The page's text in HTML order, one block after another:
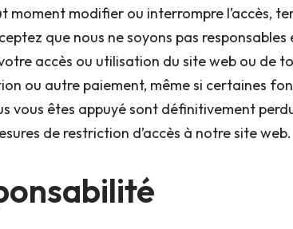
moment modifier ou interrompre l’accès,
que nous ne soyons pas
accès ou utilisation du site web ou de
ou autre paiement, même si certaines
vous êtes appuyé sont définitivement
de restriction d’accès à notre site web.